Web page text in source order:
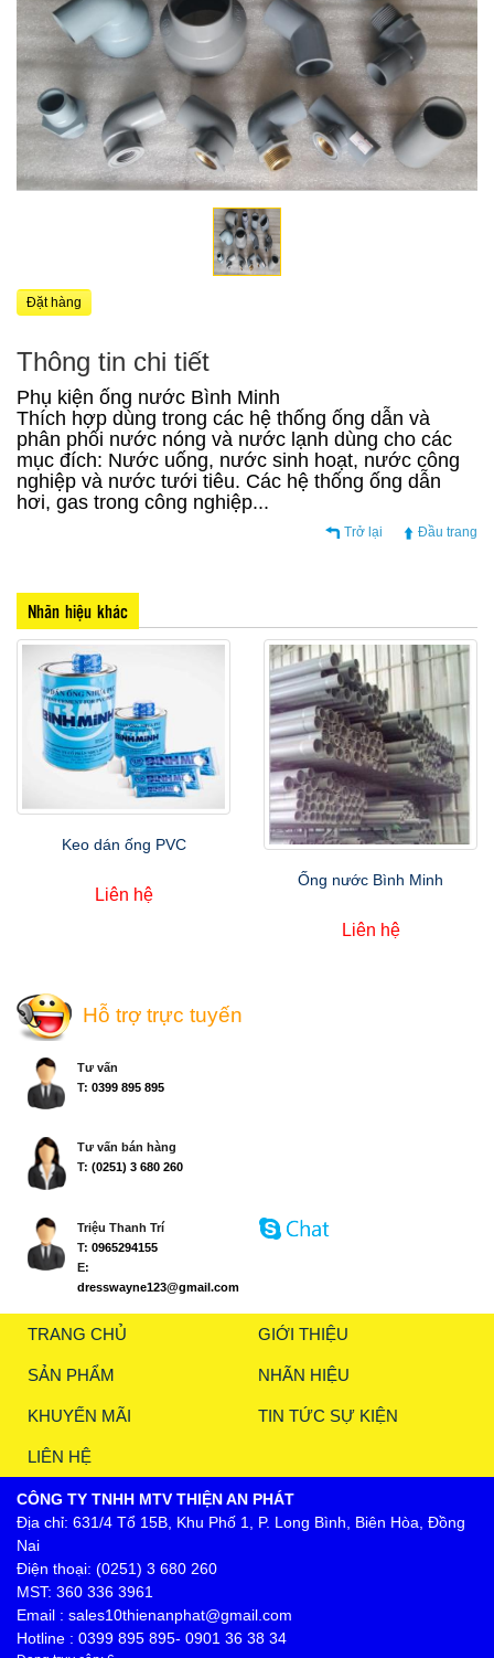
Đặt hàng
Thông tin chi tiết
Phụ kiện ống nước Bình Minh
Thích hợp dùng trong các hệ thống ống dẫn và
phân phối nước nóng và nước lạnh dùng cho các
mục đích: Nước uống, nước sinh hoạt, nước công
nghiệp và nước tưới tiêu. Các hệ thống ống dẫn
hơi, gas trong công nghiệp...
Trở lại Đầu trang
Nhãn hiệu khác
Keo dán ống PVC
Liên hệ
Ống nước Bình Minh
Liên hệ
Hỗ trợ trực tuyến
Tư vấn
T: 0399 895 895
Tư vấn bán hàng
T: (0251) 3 680 260
Triệu Thanh Trí
T: 0965294155
E:
dresswayne123@gmail.com
TRANG CHỦ GIỚI THIỆU
SẢN PHẨM NHÃN HIỆU
KHUYẾN MÃI TIN TỨC SỰ KIỆN
LIÊN HỆ
CÔNG TY TNHH MTV THIỆN AN PHÁT
Địa chỉ: 631/4 Tổ 15B, Khu Phố 1, P. Long Bình, Biên Hòa, Đồng
Nai
Điện thoại: (0251) 3 680 260
MST: 360 336 3961
Email : sales10thienanphat@gmail.com
Hotline : 0399 895 895- 0901 36 38 34